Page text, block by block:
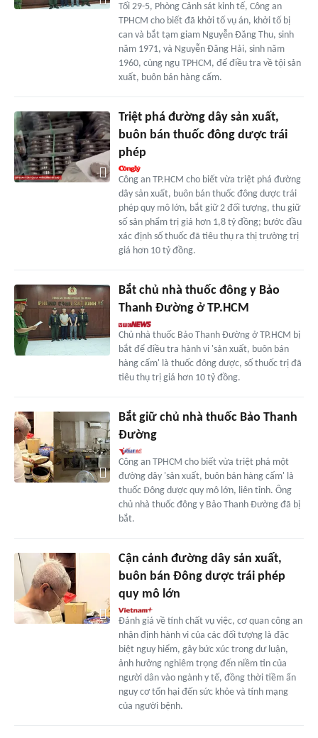
Tối 29-5, Phòng Cảnh sát kinh tế, Công an
TPHCM cho biết đã khởi tố vụ án, khởi tố bị
can và bắt tạm giam Nguyễn Đăng Thu, sinh
năm 1971, và Nguyễn Đăng Hải, sinh năm
1960, cùng ngụ TPHCM, để điều tra về tội sản
xuất, buôn bán hàng cấm.
Triệt phá đường dây sản xuất,
buôn bán thuốc đông dược trái
phép
Công an TP.HCM cho biết vừa triệt phá đường
dây sản xuất, buôn bán thuốc đông dược trái
phép quy mô lớn, bắt giữ 2 đối tượng, thu giữ
số sản phẩm trị giá hơn 1,8 tỷ đồng; bước đầu
xác định số thuốc đã tiêu thụ ra thị trường trị
giá hơn 10 tỷ đồng.
Bắt chủ nhà thuốc đông y Bảo
Thanh Đường ở TP.HCM
Chủ nhà thuốc Bảo Thanh Đường ở TP.HCM bị
bắt để điều tra hành vi 'sản xuất, buôn bán
hàng cấm' là thuốc đông dược, số thuốc trị đã
tiêu thụ trị giá hơn 10 tỷ đồng.
Bắt giữ chủ nhà thuốc Bảo Thanh
Đường
Công an TPHCM cho biết vừa triệt phá một
đường dây 'sản xuất, buôn bán hàng cấm' là
thuốc Đông dược quy mô lớn, liên tỉnh. Ông
chủ nhà thuốc đông y Bảo Thanh Đường đã bị
bắt.
Cận cảnh đường dây sản xuất,
buôn bán Đông dược trái phép
quy mô lớn
Đánh giá về tính chất vụ việc, cơ quan công an
nhận định hành vi của các đối tượng là đặc
biệt nguy hiểm, gây bức xúc trong dư luận,
ảnh hưởng nghiêm trọng đến niềm tin của
người dân vào ngành y tế, đồng thời tiềm ẩn
nguy cơ tổn hại đến sức khỏe và tính mạng
của người bệnh.